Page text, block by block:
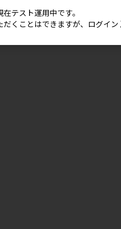
テスト運用中です。
だくことはできますが、ログイ